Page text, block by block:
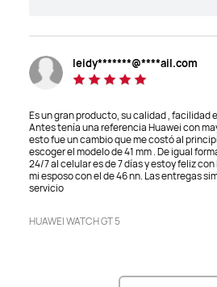
Mercado de aplicaciones
S
524 mAh.
reloj
Medición de la frecuencia
leidy*******@****ail.com
Es un gran producto, su calidad , facilidad
Antes tenía una referencia Huawei con
esto fue un cambio que me costó al
escoger el modelo de 41 mm . De igual
24/7 al celular es de 7 días y estoy feliz
mi esposo con el de 46 nn. Las entregas
servicio
HUAWEI WATCH GT 5